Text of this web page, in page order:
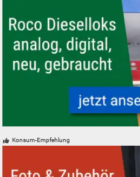
Konsum-Empfehlung